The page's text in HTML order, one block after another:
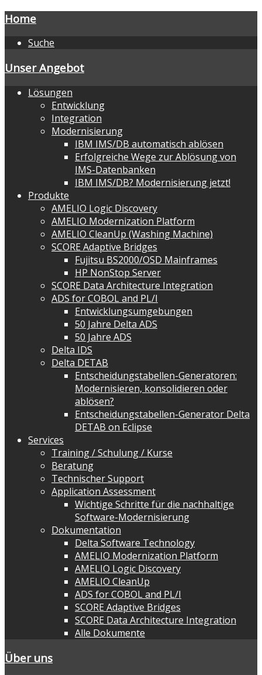
Home
Suche
Unser Angebot
Lösungen
Entwicklung
Integration
Modernisierung
IBM IMS/DB automatisch ablösen
Erfolgreiche Wege zur Ablösung von
IMS-Datenbanken
IBM IMS/DB? Modernisierung jetzt!
Produkte
AMELIO Logic Discovery
AMELIO Modernization Platform
AMELIO CleanUp (Washing Machine)
SCORE Adaptive Bridges
Fujitsu BS2000/OSD Mainframes
HP NonStop Server
SCORE Data Architecture Integration
ADS for COBOL and PL/I
Entwicklungsumgebungen
50 Jahre Delta ADS
50 Jahre ADS
Delta IDS
Delta DETAB
Entscheidungstabellen-Generatoren:
Modernisieren, konsolidieren oder
ablösen?
Entscheidungstabellen-Generator Delta
DETAB on Eclipse
Services
Training / Schulung / Kurse
Beratung
Technischer Support
Application Assessment
Wichtige Schritte für die nachhaltige
Software-Modernisierung
Dokumentation
Delta Software Technology
AMELIO Modernization Platform
AMELIO Logic Discovery
AMELIO CleanUp
ADS for COBOL and PL/I
SCORE Adaptive Bridges
SCORE Data Architecture Integration
Alle Dokumente
Über uns